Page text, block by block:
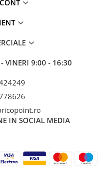
VINERI 9:00 - 16:30
IN SOCIAL MEDIA